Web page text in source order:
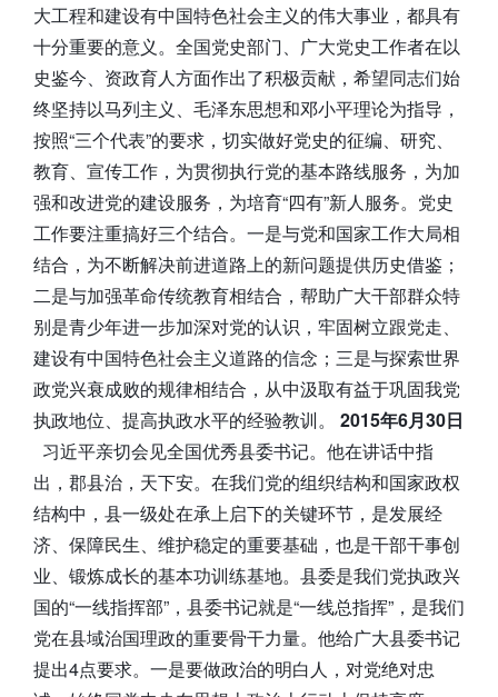
大工程和建设有中国特色社会主义的伟大事业，都具有
十分重要的意义。全国党史部门、广大党史工作者在以
史鉴今、资政育人方面作出了积极贡献，希望同志们始
终坚持以马列主义、毛泽东思想和邓小平理论为指导，
按照“三个代表”的要求，切实做好党史的征编、研究、
教育、宣传工作，为贯彻执行党的基本路线服务，为加
强和改进党的建设服务，为培育“四有”新人服务。党史
工作要注重搞好三个结合。一是与党和国家工作大局相
结合，为不断解决前进道路上的新问题提供历史借鉴；
二是与加强革命传统教育相结合，帮助广大干部群众特
别是青少年进一步加深对党的认识，牢固树立跟党走、
建设有中国特色社会主义道路的信念；三是与探索世界
政党兴衰成败的规律相结合，从中汲取有益于巩固我党
执政地位、提高执政水平的经验教训。 2015年6月30日
习近平亲切会见全国优秀县委书记。他在讲话中指
出，郡县治，天下安。在我们党的组织结构和国家政权
结构中，县一级处在承上启下的关键环节，是发展经
济、保障民生、维护稳定的重要基础，也是干部干事创
业、锻炼成长的基本功训练基地。县委是我们党执政兴
国的“一线指挥部”，县委书记就是“一线总指挥”，是我们
党在县域治国理政的重要骨干力量。他给广大县委书记
提出4点要求。一是要做政治的明白人，对党绝对忠